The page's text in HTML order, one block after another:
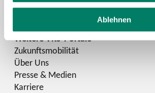
Ablehnen
LinkedIn
Zukunftsmobilität
Über Uns
Presse & Medien
Karriere